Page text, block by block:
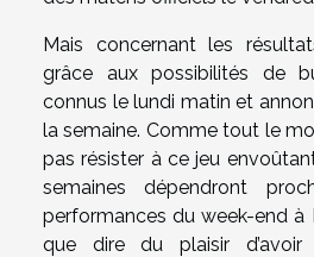
Mais concernant les
grâce aux possibilités de
connus le lundi matin et
la semaine. Comme tout le
pas résister à ce jeu
semaines dépendront
performances du week-end à
que dire du plaisir